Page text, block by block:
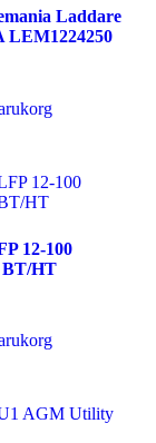
Laddare
LEM1224250
12-100
HT